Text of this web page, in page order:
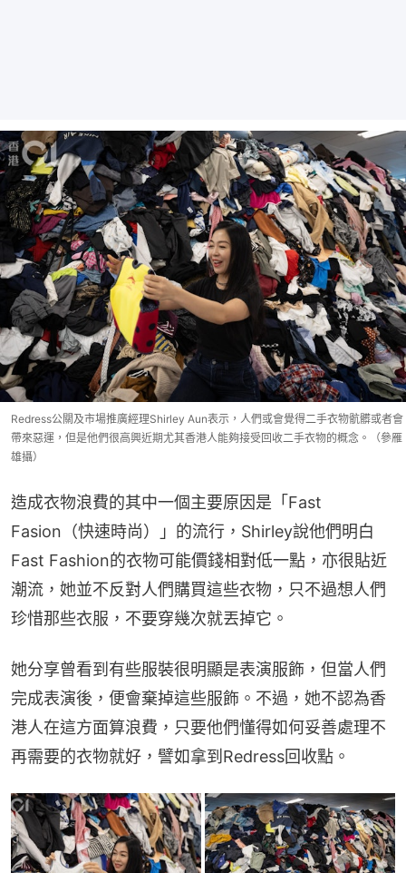
Redress公關及市場推廣經理Shirley Aun表示，人們或會覺得二手衣物骯髒或者會
帶來惡運，但是他們很高興近期尤其香港人能夠接受回收二手衣物的概念。（參雁
雄攝）
造成衣物浪費的其中一個主要原因是「Fast
Fasion（快速時尚）」的流行，Shirley說他們明白
Fast Fashion的衣物可能價錢相對低一點，亦很貼近
潮流，她並不反對人們購買這些衣物，只不過想人們
珍惜那些衣服，不要穿幾次就丟掉它。
她分享曾看到有些服裝很明顯是表演服飾，但當人們
完成表演後，便會棄掉這些服飾。不過，她不認為香
港人在這方面算浪費，只要他們懂得如何妥善處理不
再需要的衣物就好，譬如拿到Redress回收點。